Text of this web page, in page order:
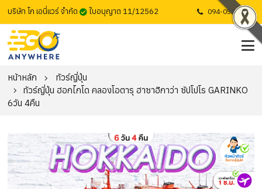
บริษัท โก เอนี่แวร์ จำกัด ใบอนุญาต 11/12562 094-053-1725
หน้าหลัก
ทัวร์ญี่ปุ่น
ทัวร์ญี่ปุ่น ฮอกไกโด คลองโอตารุ ฮาซาฮิกาว่า ซัปโปโร GARINKO
6วัน 4คืน